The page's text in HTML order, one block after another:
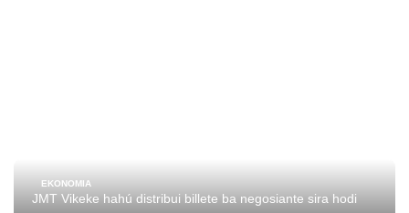
EKONOMIA
JMT Vikeke hahú distribui billete ba negosiante sira hodi